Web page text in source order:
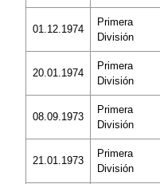
01.12.1974
Primera
División
20.01.1974
Primera
División
08.09.1973
Primera
División
21.01.1973
Primera
División